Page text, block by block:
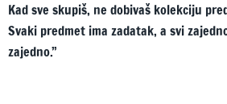
Kad sve skupiš, ne dobivaš kolekciju
Svaki predmet ima zadatak, a svi
zajedno.”